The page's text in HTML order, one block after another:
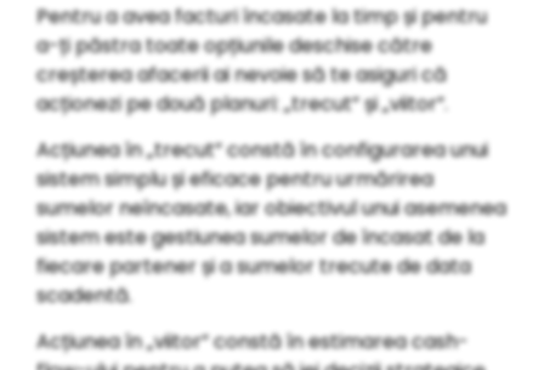
Pentru a avea facturi încasate la timp și pentru
a-ți păstra toate opțiunile deschise către
creșterea afacerii ai nevoie să te asiguri că
acționezi pe două planuri: „trecut” și „viitor”.
Acțiunea în „trecut” constă în configurarea unui
sistem simplu și eficace pentru urmărirea
sumelor neîncasate, iar obiectivul unui asemenea
sistem este gestiunea sumelor de încasat de la
fiecare partener și a sumelor trecute de data
scadentă.
Acțiunea în „viitor” constă în estimarea cash-